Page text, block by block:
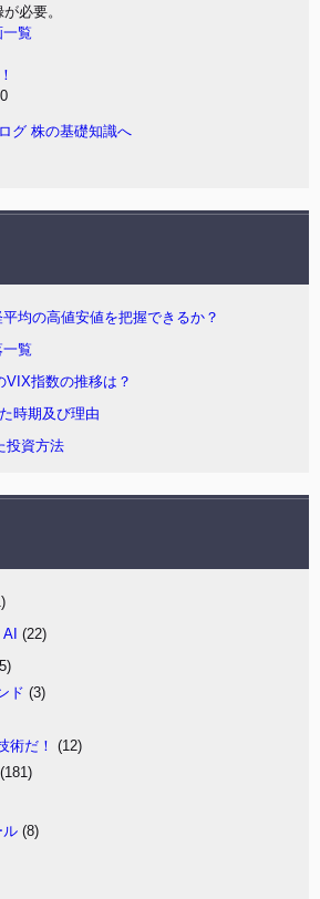
必要。
覧
均の高値安値を把握できるか？
一覧
VIX指数の推移は？
時期及び理由
投資方法
(22)
ド (3)
術だ！ (12)
(181)
ル (8)